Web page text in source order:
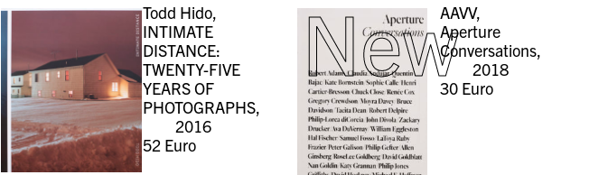
Todd Hido,
INTIMATE
DISTANCE:
TWENTY-FIVE
YEARS OF
PHOTOGRAPHS,
2016
52 Euro
NewAAVV,
Aperture
Conversations,
2018
30Euro